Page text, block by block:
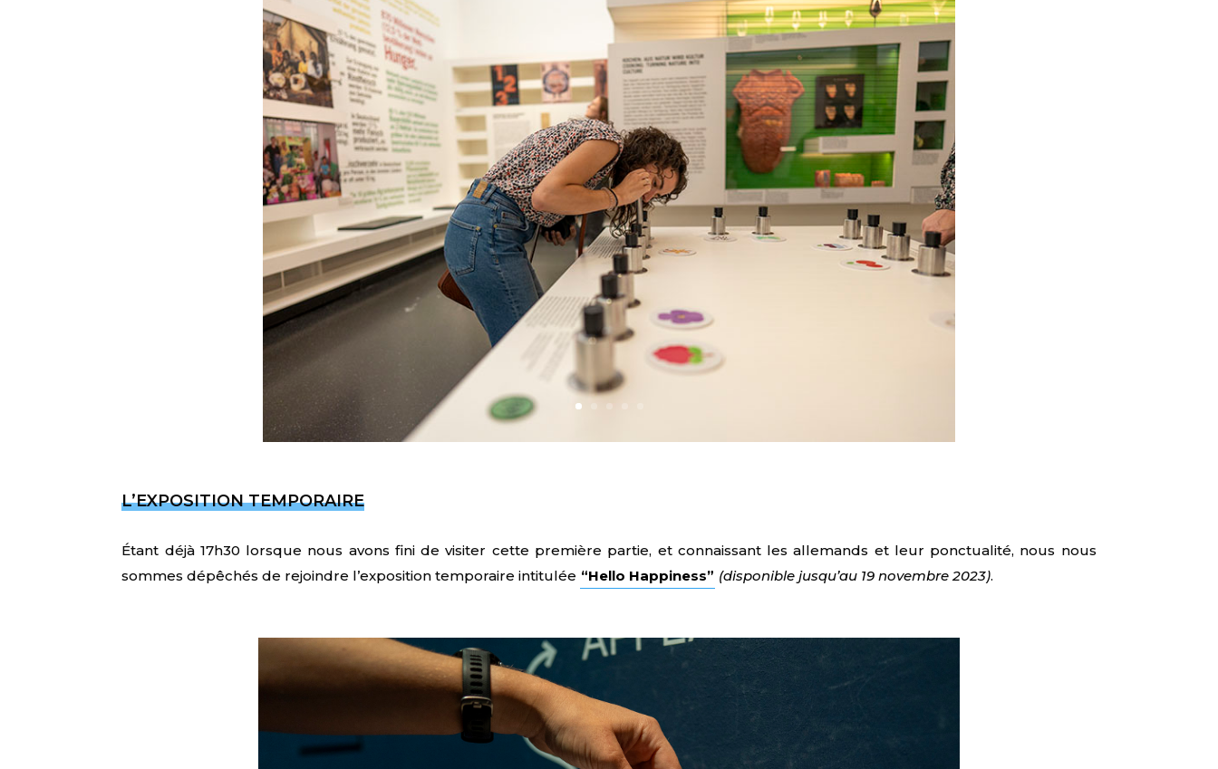
L’EXPOSITION TEMPORAIRE
Étant déjà 17h30 lorsque nous avons fini de visiter cette première partie, et connaissant les allemands et leur ponctualité, nous nous
sommes dépêchés de rejoindre l’exposition temporaire intitulée “Hello Happiness” (disponible jusqu’au 19 novembre 2023).